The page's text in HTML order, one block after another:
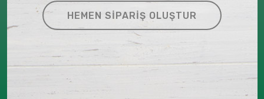
HEMEN SIPARIŞ OLUŞTUR